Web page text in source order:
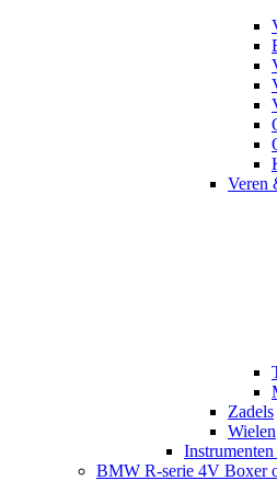
Veren
Zadels
Wielen
BMW R-serie 4V Boxer